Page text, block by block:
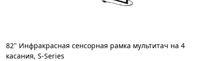
82" Инфракрасная сенсорная рамка мультитач на 4
касания, S-Series